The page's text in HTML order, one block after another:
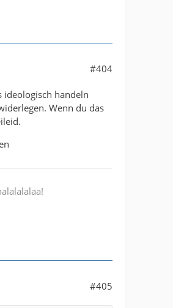
#404
ideologisch handeln
Wenn du das
#405